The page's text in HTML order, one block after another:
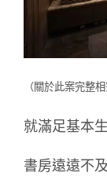
（關於此案完整
就滿足基本
書房遠遠不